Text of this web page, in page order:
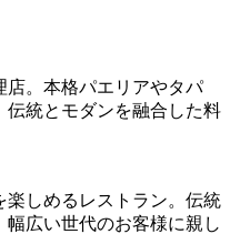
店。本格パエリアやタパ
伝統とモダンを融合した料
しめるレストラン。伝統
広い世代のお客様に親し